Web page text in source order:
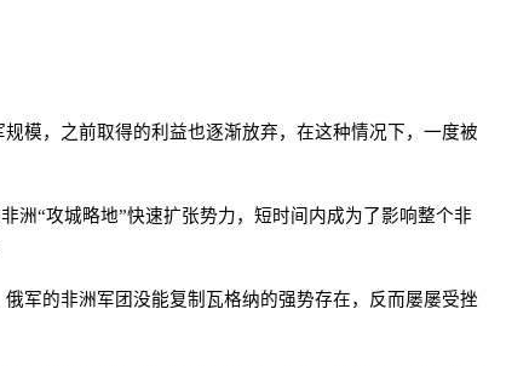
模，之前取得的利益也逐渐放弃，在这种情况下，一度被
洲“攻城略地”快速扩张势力，短时间内成为了影响整个非
军的非洲军团没能复制瓦格纳的强势存在，反而屡屡受挫